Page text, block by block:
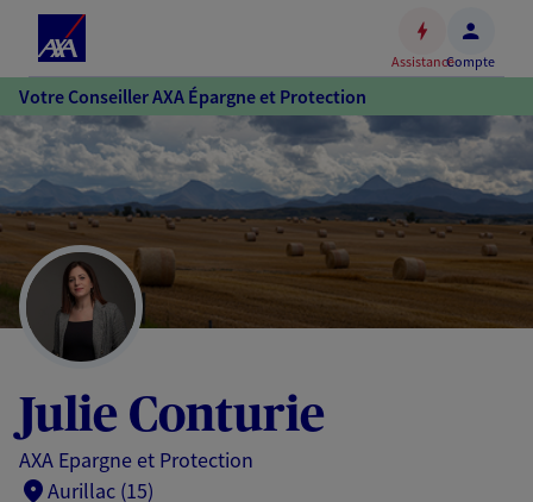
Accéder
au
contenu
principal
Accéder
au
pied
page
AssistanceCompte
Votre Conseiller AXA Épargne et Protection
Julie Conturie
AXA Epargne et Protection
Aurillac (15)